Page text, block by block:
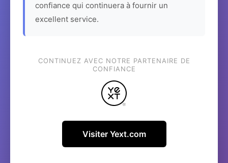
confiance qui continuera à fournir un
excellent service.
CONTINUEZ AVEC NOTRE PARTENAIRE DE
CONFIANCE
Visiter Yext.com